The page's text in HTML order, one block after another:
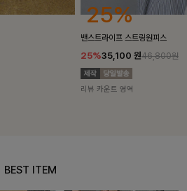
스
10%
[5천장돌파/
10%
BEST ITEM